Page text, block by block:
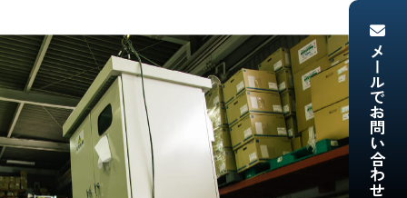
メールでお問い合わせ